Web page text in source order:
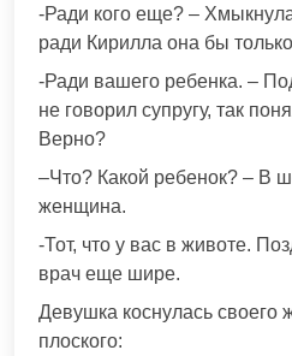
-Ради кого еще? –
ради Кирилла она бы
-Ради вашего ребенка. –
не говорил супругу, так
Верно?
–Что? Какой ребенок? – В
женщина.
-Тот, что у вас в животе.
врач еще шире.
Девушка коснулась своего
плоского: